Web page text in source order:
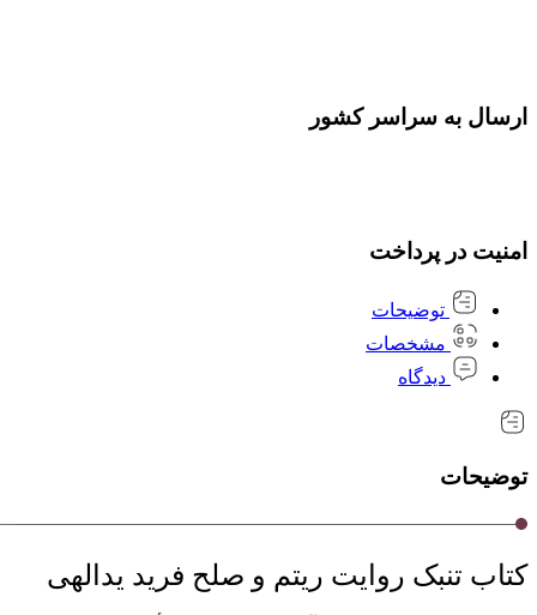
ارسال به سراسر کشور
امنیت در پرداخت
توضیحات
مشخصات
دیدگاه
توضیحات
کتاب تنبک روایت ریتم و صلح فرید یدالهی